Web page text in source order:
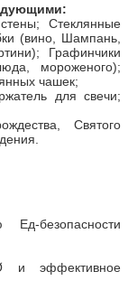
Стеклянные
(вино, Шампань,
Графинчики
мороженого);
чашек;
для свечи;
Святого
безопасности
и эффективное